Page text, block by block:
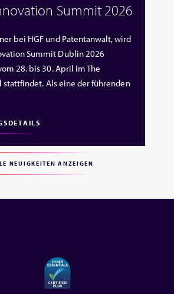
Summit 2026
bei HGF und Patentanwalt, wird
Summit Dublin 2026
28. bis 30. April im The
stattfindet. Als eine der führenden
NEUIGKEITEN ANZEIGEN